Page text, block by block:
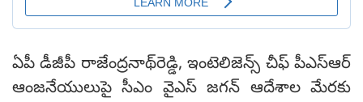
ఏపీ డీజీపీ రాజేంద్రనాథ్‌రెడ్డి, ఇంటెలిజెన్స్‌ చీఫ్‌ పీఎస్‌ఆర్‌
ఆంజనేయులుపై సీఎం వైఎస్‌ జగన్‌ ఆదేశాల మేరకు